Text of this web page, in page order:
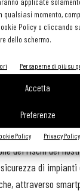
momento,
Policy o cliccando
dello schermo.
Per saperne di più su
Accetta
Preferenze
Policy Privacy Policy
Rosazza.
anche
Marchionne, che ha
gruppo, di cui la
«Nell’ultimo
messo in
dei rischi dei
di
attraverso